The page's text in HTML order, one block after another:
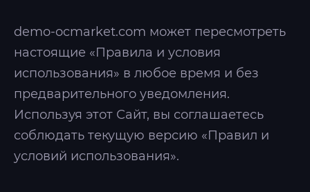
demo-ocmarket.com может пересмотреть
настоящие «Правила и условия
использования» в любое время и без
предварительного уведомления.
Используя этот Сайт, вы соглашаетесь
соблюдать текущую версию «Правил и
условий использования».